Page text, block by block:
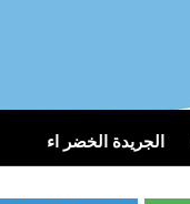
الجريدة الخضر اء